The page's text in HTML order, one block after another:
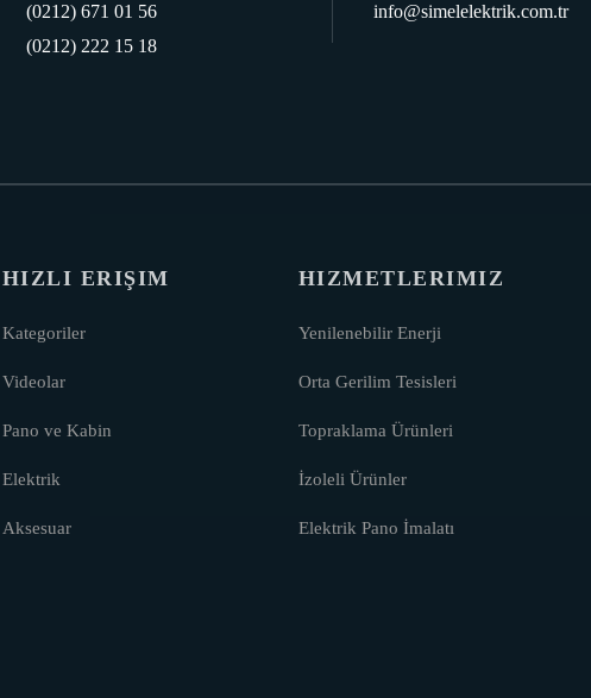
(0212) 671 01 56
(0212) 222 15 18
info@simelelektrik.com.tr
HIZLI ERIŞIM
Kategoriler
Videolar
Pano ve Kabin
Elektrik
Aksesuar
HIZMETLERIMIZ
Yenilenebilir Enerji
Orta Gerilim Tesisleri
Topraklama Ürünleri
İzoleli Ürünler
Elektrik Pano İmalatı